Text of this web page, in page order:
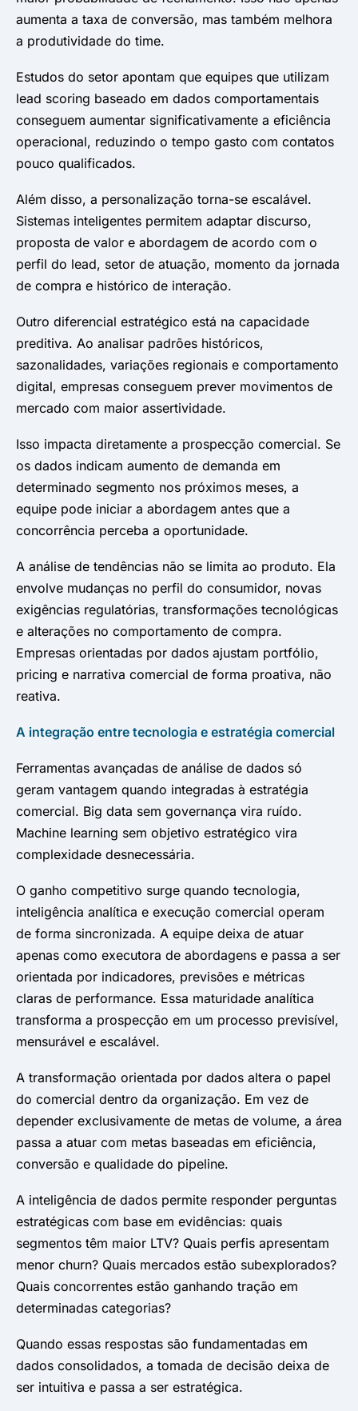
aumenta a taxa de conversão, mas também melhora
a produtividade do time.
Estudos do setor apontam que equipes que utilizam
lead scoring baseado em dados comportamentais
conseguem aumentar significativamente a eficiência
operacional, reduzindo o tempo gasto com contatos
pouco qualificados.
Além disso, a personalização torna-se escalável.
Sistemas inteligentes permitem adaptar discurso,
proposta de valor e abordagem de acordo com o
perfil do lead, setor de atuação, momento da jornada
de compra e histórico de interação.
Outro diferencial estratégico está na capacidade
preditiva. Ao analisar padrões históricos,
sazonalidades, variações regionais e comportamento
digital, empresas conseguem prever movimentos de
mercado com maior assertividade.
Isso impacta diretamente a prospecção comercial. Se
os dados indicam aumento de demanda em
determinado segmento nos próximos meses, a
equipe pode iniciar a abordagem antes que a
concorrência perceba a oportunidade.
A análise de tendências não se limita ao produto. Ela
envolve mudanças no perfil do consumidor, novas
exigências regulatórias, transformações tecnológicas
e alterações no comportamento de compra.
Empresas orientadas por dados ajustam portfólio,
pricing e narrativa comercial de forma proativa, não
reativa.
A integração entre tecnologia e estratégia comercial
Ferramentas avançadas de análise de dados só
geram vantagem quando integradas à estratégia
comercial. Big data sem governança vira ruído.
Machine learning sem objetivo estratégico vira
complexidade desnecessária.
O ganho competitivo surge quando tecnologia,
inteligência analítica e execução comercial operam
de forma sincronizada. A equipe deixa de atuar
apenas como executora de abordagens e passa a ser
orientada por indicadores, previsões e métricas
claras de performance. Essa maturidade analítica
transforma a prospecção em um processo previsível,
mensurável e escalável.
A transformação orientada por dados altera o papel
do comercial dentro da organização. Em vez de
depender exclusivamente de metas de volume, a área
passa a atuar com metas baseadas em eficiência,
conversão e qualidade do pipeline.
A inteligência de dados permite responder perguntas
estratégicas com base em evidências: quais
segmentos têm maior LTV? Quais perfis apresentam
menor churn? Quais mercados estão subexplorados?
Quais concorrentes estão ganhando tração em
determinadas categorias?
Quando essas respostas são fundamentadas em
dados consolidados, a tomada de decisão deixa de
ser intuitiva e passa a ser estratégica.